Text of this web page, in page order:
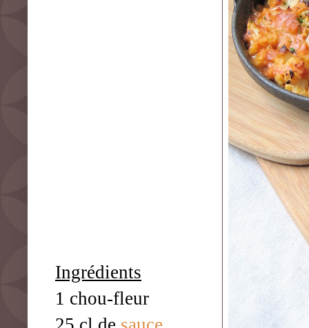
Ingrédients
1 chou-fleur